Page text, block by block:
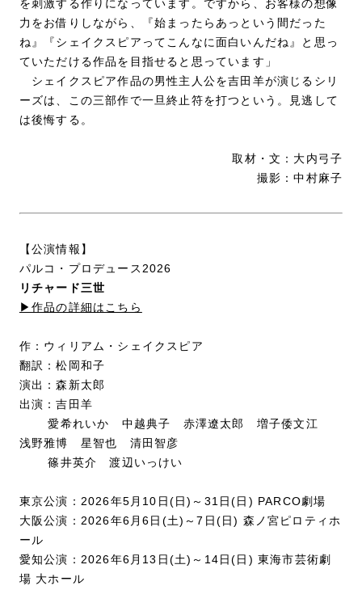
を刺激する作りになっています。ですから、お客様の想像
力をお借りしながら、『始まったらあっという間だった
ね』『シェイクスピアってこんなに面白いんだね』と思っ
ていただける作品を目指せると思っています」
シェイクスピア作品の男性主人公を吉田羊が演じるシリ
ーズは、この三部作で一旦終止符を打つという。見逃して
は後悔する。
取材・文：大内弓子
撮影：中村麻子
【公演情報】
パルコ・プロデュース2026
リチャード三世
▶︎作品の詳細はこちら
作：ウィリアム・シェイクスピア
翻訳：松岡和子
演出：森新太郎
出演：吉田羊
愛希れいか 中越典子 赤澤遼太郎 増子倭文江
浅野雅博 星智也 清田智彦
篠井英介 渡辺いっけい
東京公演：2026年5月10日(日)～31日(日) PARCO劇場
大阪公演：2026年6月6日(土)～7日(日) 森ノ宮ピロティホ
ール
愛知公演：2026年6月13日(土)～14日(日) 東海市芸術劇
場 大ホール